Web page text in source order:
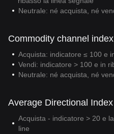
Neutrale: né acquista, né
Commodity channel
Acquista: indicatore ≤ 100 e
Vendi: indicatore > 100 e in
Neutrale: né acquista, né
Average Directional
Acquista - indicatore > 20 e
line